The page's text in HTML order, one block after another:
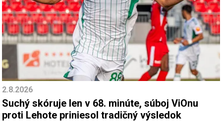
2.8.2026
Suchý skóruje len v 68. minúte, súboj ViOnu
proti Lehote priniesol tradičný výsledok